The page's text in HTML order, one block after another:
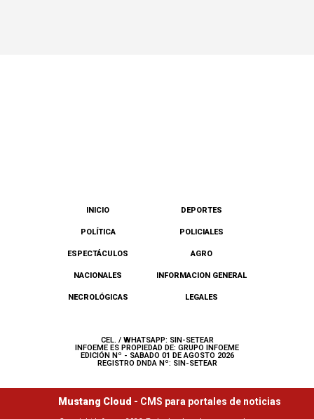
INICIO DEPORTES
POLÍTICA POLICIALES
ESPECTÁCULOS AGRO
NACIONALES INFORMACION GENERAL
NECROLÓGICAS LEGALES
CEL. / WHATSAPP: SIN-SETEAR
INFOEME ES PROPIEDAD DE: GRUPO INFOEME
EDICIÓN Nº - SABADO 01 DE AGOSTO 2026
REGISTRO DNDA Nº: SIN-SETEAR
Mustang Cloud - CMS para portales de noticias